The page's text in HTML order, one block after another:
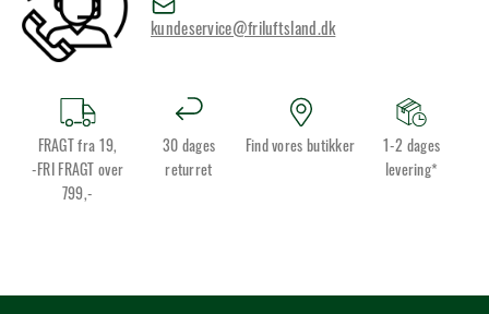
kundeservice@friluftsland.dk
FRAGT fra 19,
-FRI FRAGT over
799,-
30 dages
returret
Find vores butikker
1-2 dages
levering*